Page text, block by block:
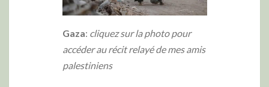
Gaza: cliquez sur la photo pour
accéder au récit relayé de mes amis
palestiniens